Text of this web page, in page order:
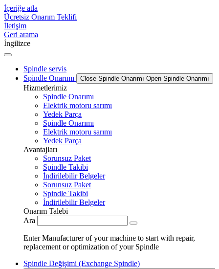
İçeriğe atla
Ücretsiz Onarım Teklifi
İletişim
Geri arama
İngilizce
Spindle servis
Spindle Onarımı
Close Spindle Onarımı Open Spindle Onarımı
Hizmetlerimiz
Spindle Onarımı
Elektrik motoru sarımı
Yedek Parça
Spindle Onarımı
Elektrik motoru sarımı
Yedek Parça
Avantajları
Sorunsuz Paket
Spindle Takibi
İndirilebilir Belgeler
Sorunsuz Paket
Spindle Takibi
İndirilebilir Belgeler
Onarım Talebi
Ara
Enter Manufacturer of your machine to start with repair,
replacement or optimization of your Spindle
Spindle Değişimi (Exchange Spindle)